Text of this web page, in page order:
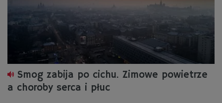
Smog zabija po cichu. Zimowe powietrze
a choroby serca i płuc